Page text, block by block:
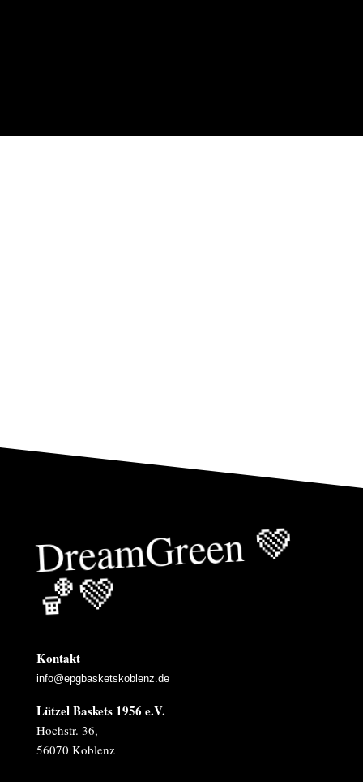
Drea
mGreen
💚
🏀
💚
Kontakt
info@epgbasketskoblenz.de
Lützel Baskets 1956 e.V.
Hochstr. 36,
56070 Koblenz